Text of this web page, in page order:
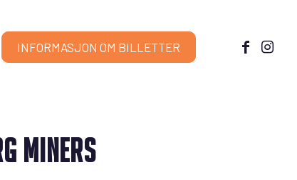
INFORMASJON OM BILLETTER
MINERS